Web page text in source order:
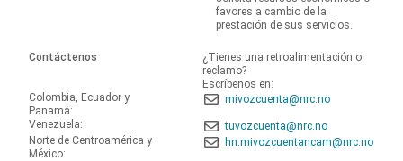
favores a cambio de la
prestación de sus servicios.
Contáctenos
¿Tienes una retroalimentación o
reclamo?
Escríbenos en:
Colombia, Ecuador y
Panamá:
mivozcuenta@nrc.no
Venezuela:
tuvozcuenta@nrc.no
Norte de Centroamérica y
México:
hn.mivozcuentancam@nrc.no